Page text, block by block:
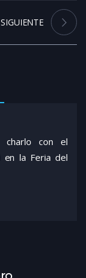
SIGUIENTE
charlo con el
en la Feria del